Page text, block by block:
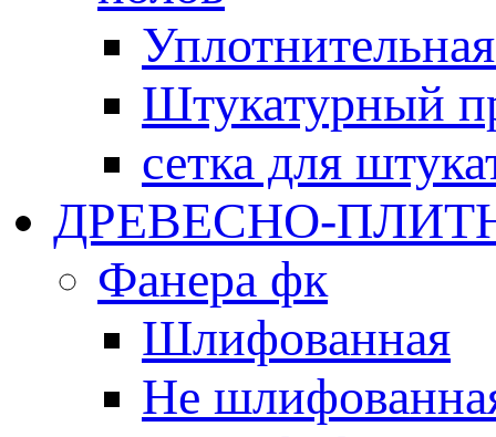
Штукатурный
сетка для
ДРЕВЕСНО-
Фанера фк
Шлифованная
Не